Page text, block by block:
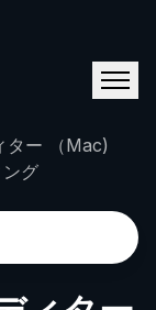
ター （Mac)
グ